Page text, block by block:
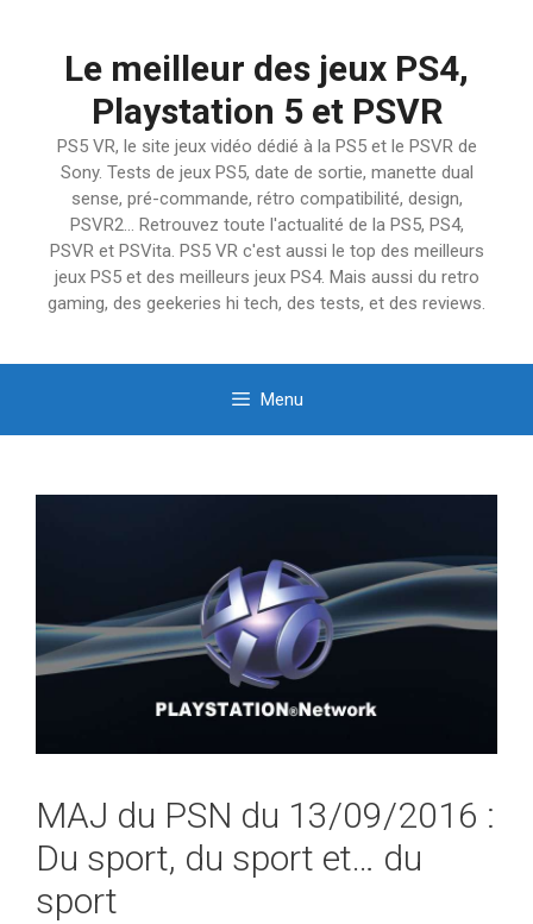
Le meilleur des jeux PS4,
Playstation 5 et PSVR
PS5 VR, le site jeux vidéo dédié à la PS5 et le PSVR de
Sony. Tests de jeux PS5, date de sortie, manette dual
sense, pré-commande, rétro compatibilité, design,
PSVR2… Retrouvez toute l'actualité de la PS5, PS4,
PSVR et PSVita. PS5 VR c'est aussi le top des meilleurs
jeux PS5 et des meilleurs jeux PS4. Mais aussi du retro
gaming, des geekeries hi tech, des tests, et des reviews.
Menu
MAJ du PSN du 13/09/2016 :
Du sport, du sport et… du
sport